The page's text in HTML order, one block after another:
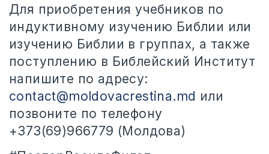
Для приобретения учебников по
индуктивному изучению Библии или
изучению Библии в группах, а также
поступлению в Библейский Институт
напишите по адресу:
contact@moldovacrestina.md или
позвоните по телефону
+373(69)966779 (Молдова)